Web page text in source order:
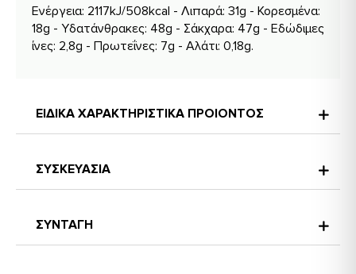
Ενέργεια: 2117kJ/508kcal - Λιπαρά: 31g - Κορεσμένα:
18g - Υδατάνθρακες: 48g - Σάκχαρα: 47g - Εδώδιμες
ίνες: 2,8g - Πρωτεΐνες: 7g - Αλάτι: 0,18g.
ΣΥΝΤΑΓΗ
ΕΙΔΙΚΑ ΧΑΡΑΚΤΗΡΙΣΤΙΚΑ ΠΡΟΙΟΝΤΟΣ
ΣΥΣΚΕΥΑΣΙΑ